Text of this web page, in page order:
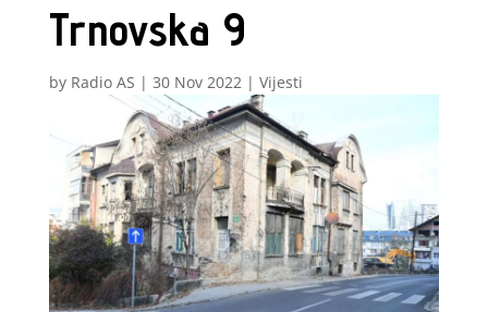
Trnovska 9
by Radio AS | 30 Nov 2022| Vijesti